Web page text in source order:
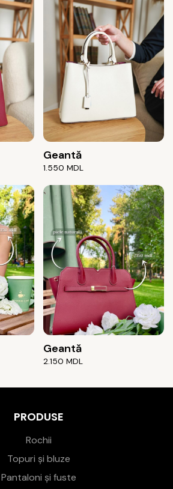
Geantă
1.550 MDL
Geantă
2.150 MDL
PRODUSE
Rochii
Topuri și bluze
Pantaloni și fuste